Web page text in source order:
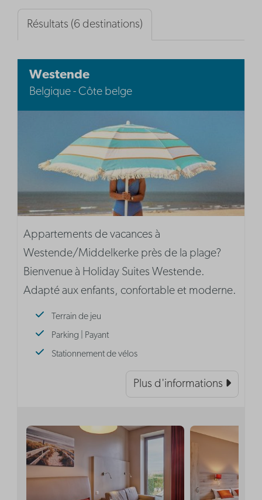
Résultats (6 destinations)
Westende
Belgique - Côte belge
Appartements de vacances à
Westende/Middelkerke près de la plage?
Bienvenue à Holiday Suites Westende.
Adapté aux enfants, confortable et moderne.
Terrain de jeu
Parking | Payant
Stationnement de vélos
Plus d'informations